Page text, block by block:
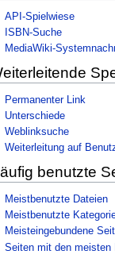
API-Spielwiese
ISBN-Suche
MediaWiki-
Permanenter Link
Unterschiede
Weblinksuche
Weiterleitung auf
benutzte
Meistbenutzte Dateien
Meistbenutzte
Meisteingebundene
Seiten mit den meisten